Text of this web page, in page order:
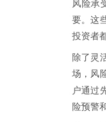
风险承
要。这
投资者
除了灵
场，风
户通过
险预警